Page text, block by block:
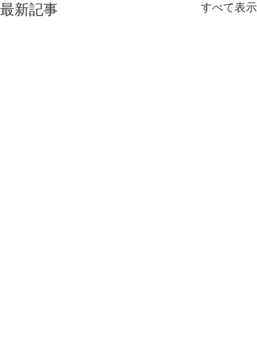
最新記事 すべて表示